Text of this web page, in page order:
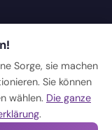
Sorge, sie machen
Sie können
wählen. Die ganze
.